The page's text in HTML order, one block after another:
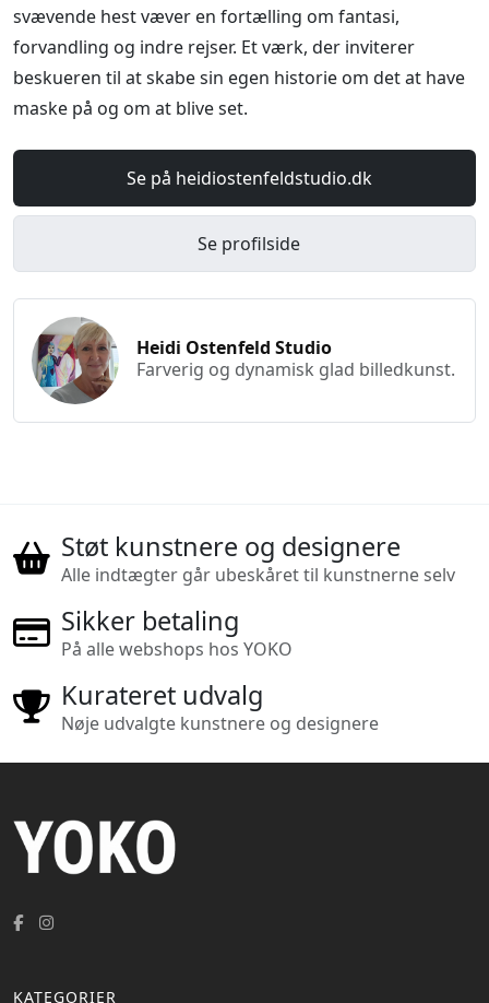
svævende hest væver en fortælling om fantasi,
forvandling og indre rejser. Et værk, der inviterer
beskueren til at skabe sin egen historie om det at have
maske på og om at blive set.
Se på heidiostenfeldstudio.dk
Se profilside
Heidi Ostenfeld Studio
Farverig og dynamisk glad billedkunst.
Støt kunstnere og designere
Alle indtægter går ubeskåret til kunstnerne selv
Sikker betaling
På alle webshops hos YOKO
Kurateret udvalg
Nøje udvalgte kunstnere og designere
KATEGORIER